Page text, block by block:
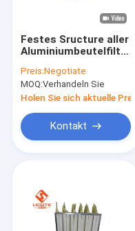
Festes Sructure aller
Aluminiumbeutelfilter
500mm, Filter Hepa
14
Preis:Negotiate
MOQ:Verhandeln Sie
Holen Sie sich aktuelle Preis
Kontakt